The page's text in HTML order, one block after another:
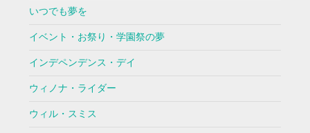
いつでも夢を
イベント・お祭り・学園祭の夢
インデペンデンス・デイ
ウィノナ・ライダー
ウィル・スミス